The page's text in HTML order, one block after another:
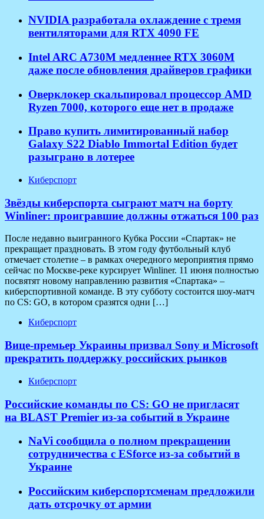
NVIDIA разработала охлаждение с тремя
вентиляторами для RTX 4090 FE
Intel ARC A730M медленнее RTX 3060M
даже после обновления драйверов графики
Оверклокер скальпировал процессор AMD
Ryzen 7000, которого еще нет в продаже
Право купить лимитированный набор
Galaxy S22 Diablo Immortal Edition будет
разыграно в лотерее
Киберспорт
Звёзды киберспорта сыграют матч на борту
Winliner: проигравшие должны отжаться 100 раз
После недавно выигранного Кубка России «Спартак» не
прекращает праздновать. В этом году футбольный клуб
отмечает столетие – в рамках очередного мероприятия прямо
сейчас по Москве-реке курсирует Winliner. 11 июня полностью
посвятят новому направлению развития «Спартака» –
киберспортивной команде. В эту субботу состоится шоу-матч
по CS: GO, в котором сразятся одни […]
Киберспорт
Вице-премьер Украины призвал Sony и Microsoft
прекратить поддержку российских рынков
Киберспорт
Российские команды по CS: GO не пригласят
на BLAST Premier из-за событий в Украине
NaVi сообщила о полном прекращении
сотрудничества с ESforce из-за событий в
Украине
Российским киберспортсменам предложили
дать отсрочку от армии